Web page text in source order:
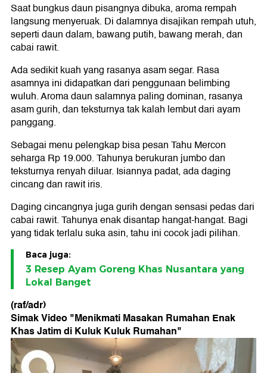
Saat bungkus daun pisangnya dibuka, aroma rempah
langsung menyeruak. Di dalamnya disajikan rempah utuh,
seperti daun dalam, bawang putih, bawang merah, dan
cabai rawit.
Ada sedikit kuah yang rasanya asam segar. Rasa
asamnya ini didapatkan dari penggunaan belimbing
wuluh. Aroma daun salamnya paling dominan, rasanya
asam gurih, dan teksturnya tak kalah lembut dari ayam
panggang.
Sebagai menu pelengkap bisa pesan Tahu Mercon
seharga Rp 19.000. Tahunya berukuran jumbo dan
teksturnya renyah diluar. Isiannya padat, ada daging
cincang dan rawit iris.
Daging cincangnya juga gurih dengan sensasi pedas dari
cabai rawit. Tahunya enak disantap hangat-hangat. Bagi
yang tidak terlalu suka asin, tahu ini cocok jadi pilihan.
Baca juga:
3 Resep Ayam Goreng Khas Nusantara yang
Lokal Banget
(raf/adr)
Simak Video "Menikmati Masakan Rumahan Enak
Khas Jatim di Kuluk Kuluk Rumahan"